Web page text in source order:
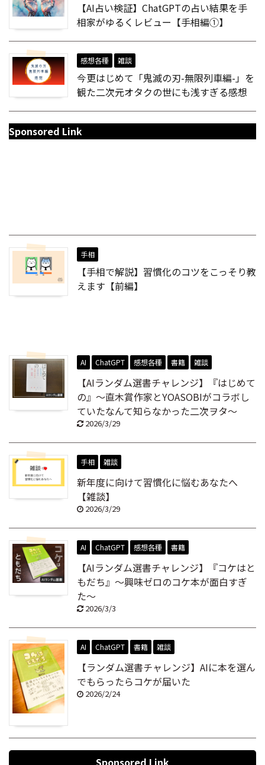
【AI占い検証】ChatGPTの占い結果を手
相家がゆるくレビュー【手相編①】
感想各種 雑談
今更はじめて「鬼滅の刃-無限列車編-」を
観た二次元オタクの世にも浅すぎる感想
Sponsored Link
手相
【手相で解説】習慣化のコツをこっそり教
えます【前編】
AI ChatGPT 感想各種 書籍 雑談
【AIランダム選書チャレンジ】『はじめて
の』～直木賞作家とYOASOBIがコラボし
ていたなんて知らなかった二次ヲタ～
2026/3/29
手相 雑談
新年度に向けて習慣化に悩むあなたへ
【雑談】
2026/3/29
AI ChatGPT 感想各種 書籍
【AIランダム選書チャレンジ】『コケはと
もだち』～興味ゼロのコケ本が面白すぎ
た～
2026/3/3
AI ChatGPT 書籍 雑談
【ランダム選書チャレンジ】AIに本を選ん
でもらったらコケが届いた
2026/2/24
Sponsored Link